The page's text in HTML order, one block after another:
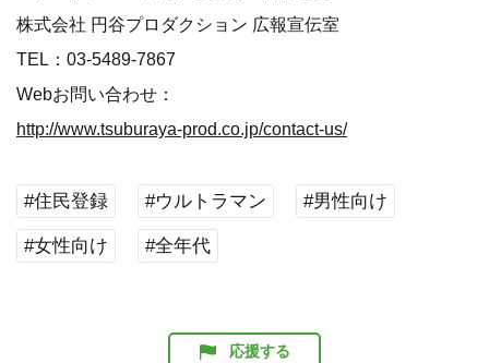
株式会社 円谷プロダクション 広報宣伝室
TEL：03-5489-7867
Webお問い合わせ：
http://www.tsuburaya-prod.co.jp/contact-us/
#住民登録 #ウルトラマン #男性向け
#女性向け #全年代
応援する